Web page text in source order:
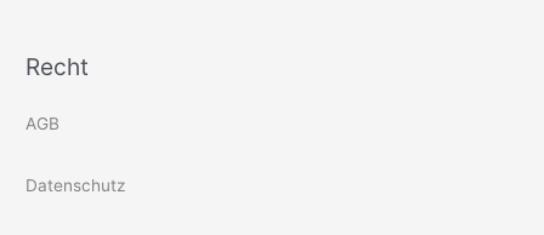
Recht
AGB
Datenschutz